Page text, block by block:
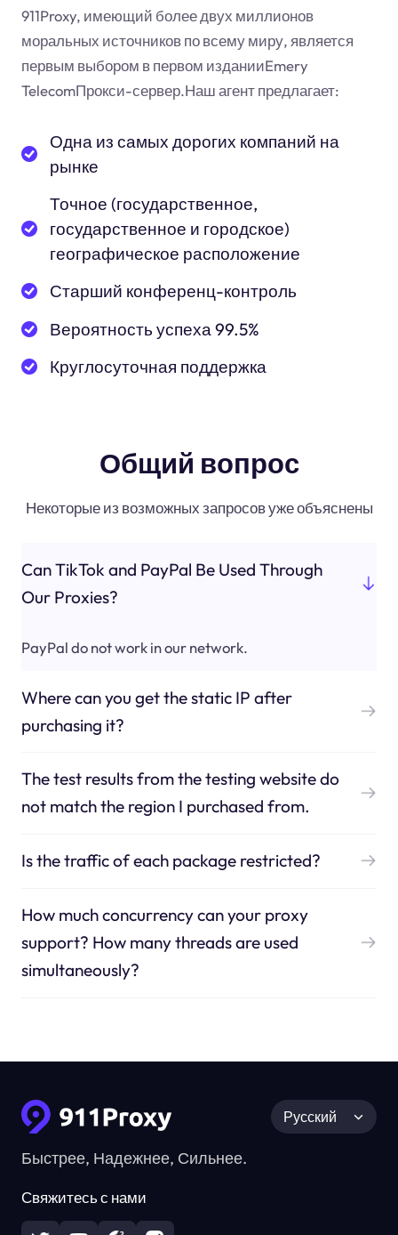
911Proxy, имеющий более двух миллионов
моральных источников по всему миру, является
первым выбором в первом изданииEmery
TelecomПрокси-сервер.Наш агент предлагает:
Одна из самых дорогих компаний на
рынке
Точное (государственное,
государственное и городское)
географическое расположение
Старший конференц-контроль
Вероятность успеха 99.5%
Круглосуточная поддержка
Общий вопрос
Некоторые из возможных запросов уже объяснены
Can TikTok and PayPal Be Used Through
Our Proxies?
PayPal do not work in our network.
Where can you get the static IP after
purchasing it?
The test results from the testing website do
not match the region I purchased from.
Is the traffic of each package restricted?
How much concurrency can your proxy
support? How many threads are used
simultaneously?
Быстрее, Надежнее, Сильнее.
Свяжитесь с нами
Русский